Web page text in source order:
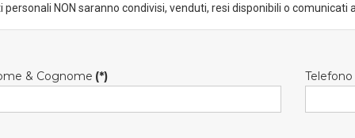
personali NON saranno condivisi, venduti, resi disponibili o comunicati
& Cognome (*) Telefono